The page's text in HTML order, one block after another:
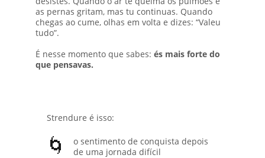
as pernas gritam, mas tu continuas. Quando
chegas ao cume, olhas em volta e dizes: “Valeu
tudo”.
É nesse momento que sabes: és mais forte do
que pensavas.
🌀
Strendure é isso:
o sentimento de conquista depois
de uma jornada difícil